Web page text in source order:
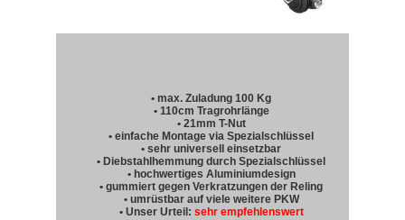
• max. Zuladung 100 Kg
• 110cm Tragrohrlänge
• 21mm T-Nut
• einfache Montage via Spezialschlüssel
• sehr universell einsetzbar
• Diebstahlhemmung durch Spezialschlüssel
• hochwertiges Aluminiumdesign
• gummiert gegen Verkratzungen der Reling
• umrüstbar auf viele weitere PKW
• Unser Urteil: sehr empfehlenswert